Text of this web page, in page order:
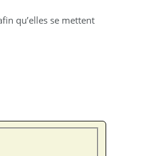
qu’elles se mettent